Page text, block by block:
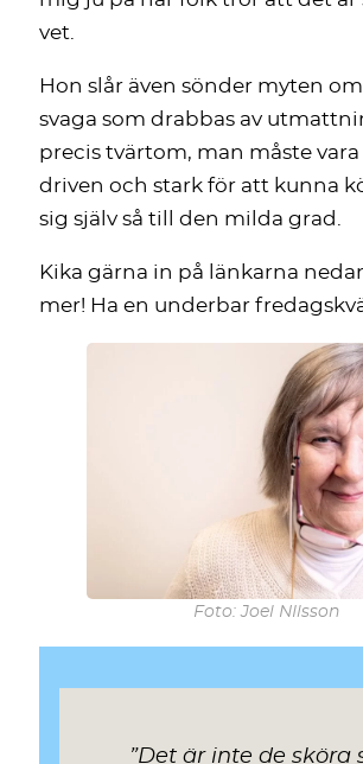
vet.
Hon slår även sönder myten
svaga som drabbas av
precis tvärtom, man måste
driven och stark för att kunna
sig själv så till den milda grad.
Kika gärna in på länkarna
mer! Ha en underbar
Foto: Joel NIlsson
”Det är inte de sköra